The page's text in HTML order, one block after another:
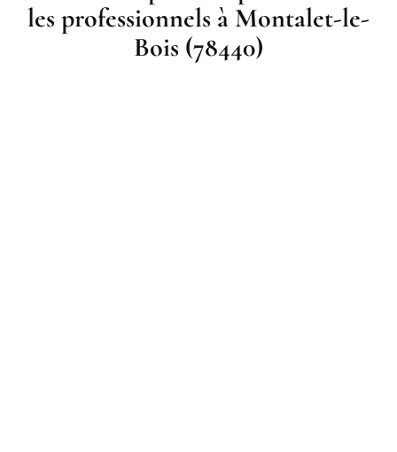
les professionnels à Montalet-le-
Bois (78440)